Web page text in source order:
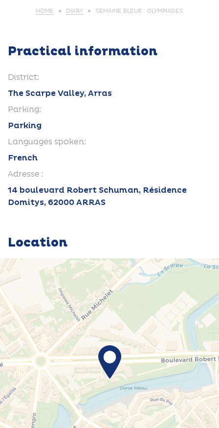
HOME DIARY SEMAINE BLEUE : OLYMPIADES
Practical information
District:
The Scarpe Valley, Arras
Parking:
Parking
Languages spoken:
French
Adresse :
14 boulevard Robert Schuman, Résidence
Domitys, 62000 ARRAS
Location